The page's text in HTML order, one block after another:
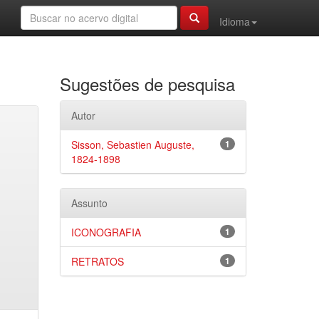
Idioma
Sugestões de pesquisa
Autor
1
Sisson, Sebastien Auguste,
1824-1898
Assunto
1
ICONOGRAFIA
1
RETRATOS